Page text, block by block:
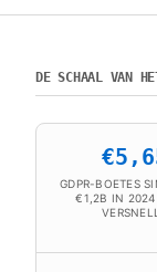
DE SCHAAL VAN
GDPR-BOETES
€1,2B IN 2024